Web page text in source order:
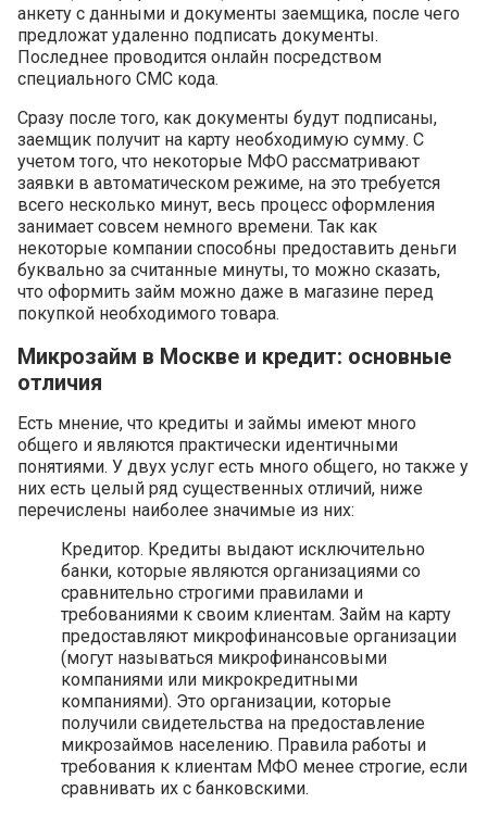
анкету с данными и документы заемщика, после чего
предложат удаленно подписать документы.
Последнее проводится онлайн посредством
специального СМС кода.
Сразу после того, как документы будут подписаны,
заемщик получит на карту необходимую сумму. С
учетом того, что некоторые МФО рассматривают
заявки в автоматическом режиме, на это требуется
всего несколько минут, весь процесс оформления
занимает совсем немного времени. Так как
некоторые компании способны предоставить деньги
буквально за считанные минуты, то можно сказать,
что оформить займ можно даже в магазине перед
покупкой необходимого товара.
Микрозайм в Москве и кредит: основные
отличия
Есть мнение, что кредиты и займы имеют много
общего и являются практически идентичными
понятиями. У двух услуг есть много общего, но также у
них есть целый ряд существенных отличий, ниже
перечислены наиболее значимые из них:
Кредитор. Кредиты выдают исключительно
банки, которые являются организациями со
сравнительно строгими правилами и
требованиями к своим клиентам. Займ на карту
предоставляют микрофинансовые организации
(могут называться микрофинансовыми
компаниями или микрокредитными
компаниями). Это организации, которые
получили свидетельства на предоставление
микрозаймов населению. Правила работы и
требования к клиентам МФО менее строгие, если
сравнивать их с банковскими.